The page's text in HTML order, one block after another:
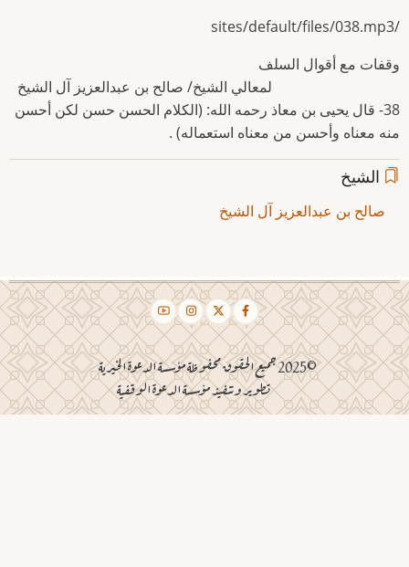
/sites/default/files/038.mp3
وقفات مع أقوال السلف
لمعالي الشيخ/ صالح بن عبدالعزيز آل الشيخ
38- قال يحيى بن معاذ رحمه الله: (الكلام الحسن حسن لكن أحسن
منه معناه وأحسن من معناه استعماله) .
الشيخ
صالح بن عبدالعزيز آل الشيخ
©2025 جميع الحقوق محفوظة مؤسسة الدعوة الخيرية
تطوير وتنفيذ مؤسسة الدعوة الوقفية